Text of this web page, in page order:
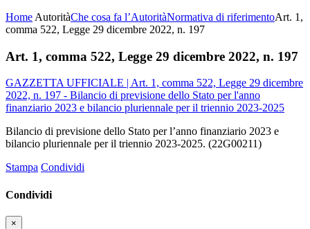
Home AutoritàChe cosa fa l’AutoritàNormativa di riferimentoArt. 1,
comma 522, Legge 29 dicembre 2022, n. 197
Art. 1, comma 522, Legge 29 dicembre 2022, n. 197
GAZZETTA UFFICIALE | Art. 1, comma 522, Legge 29 dicembre
2022, n. 197 - Bilancio di previsione dello Stato per l'anno
finanziario 2023 e bilancio pluriennale per il triennio 2023-2025
Bilancio di previsione dello Stato per l’anno finanziario 2023 e
bilancio pluriennale per il triennio 2023-2025. (22G00211)
Stampa Condividi
Condividi
×